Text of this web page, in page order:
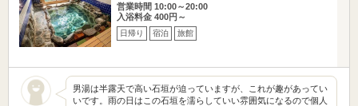
営業時間 10:00～20:00
入浴料金 400円～
日帰り 宿泊 旅館
男湯は半露天で高い石垣が迫っていますが、これが趣があってい
いです。雨の日はこの石垣を濡らしていい雰囲気になるので個人